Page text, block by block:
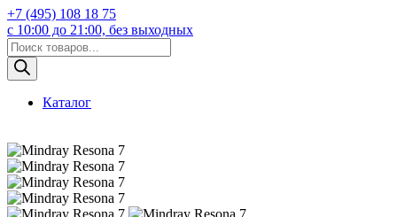
+7 (495) 108 18 75
с 10:00 до 21:00, без выходных
Поиск
товаров
Каталог